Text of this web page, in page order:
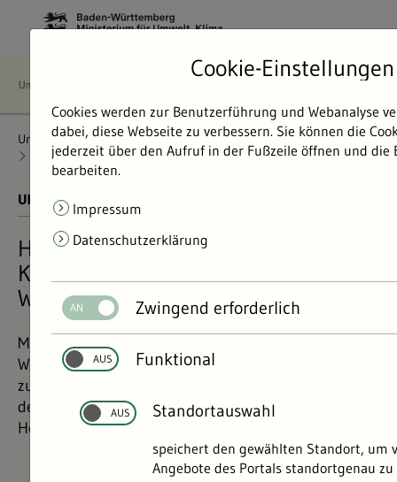
Umweltdaten Bericht: Umweltdaten 2024
Nachhaltigkeit
Rohstoffgewinnung und -nutzung
Holzverwendung
UMWELTDATEN BERICHT 2024
Holzverwendung als
Klimaschutzbeitrag in Baden-
Württemberg
Mit der Holzbau-Offensive leistet Baden-
Württemberg bereits seit 2018 einen aktiven Beitrag
zur Erreichung der Klimaschutzziele. Im Fokus steht
der klimaoptimierte Einsatz des regionalen Rohstoffs
Holz.
©
Cookie-Einstellungen
Cookies werden zur Benutzerführung und Webanalyse
dabei, diese Webseite zu verbessern. Sie können die
jederzeit über den Aufruf in der Fußzeile öffnen und die
bearbeiten.
Impressum
Datenschutzerklärung
Zwingend erforderlich
Funktional
Standortauswahl
speichert den gewählten Standort, um
Angebote des Portals standortgenau